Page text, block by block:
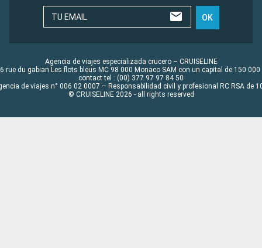
TU EMAIL OK
Agencia de viajes especializada crucero – CRUISELINE
rue du gabian Les flots bleus MC 98 000 Monaco SAM con un capital de 150 000
contact tel : (00) 377 97 97 84 50
de viajes n° 006 02 0007 – Responsabilidad civil y profesional RC RSA de
© CRUISELINE 2026 - all rights reserved